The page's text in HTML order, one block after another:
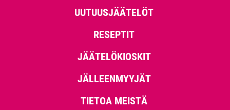
UUTUUSJÄÄTELÖT
RESEPTIT
JÄÄTELÖKIOSKIT
JÄLLEENMYYJÄT
TIETOA MEISTÄ